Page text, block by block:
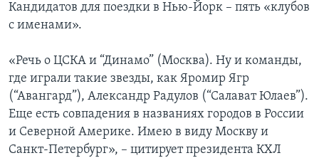
Кандидатов для поездки в Нью-Йорк – пять «клубов
с именами».
«Речь о ЦСКА и “Динамо” (Москва). Ну и команды,
где играли такие звезды, как Яромир Ягр
(“Авангард”), Александр Радулов (“Салават Юлаев”).
Еще есть совпадения в названиях городов в России
и Северной Америке. Имею в виду Москву и
Санкт-Петербург», – цитирует президента КХЛ